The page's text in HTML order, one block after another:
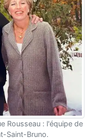
Rousseau : l'équipe de
Saint-Bruno.